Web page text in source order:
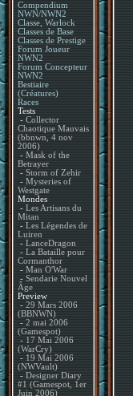
Compendium
NWN/NWN2
Classe, Warlock
Classes de Base
Classes de Prestige
Forum Joueur
NWN2
Forum Concepteur
NWN2
Bestiaire
(Créatures)
Races
Tests
- Collector
Chaotique Mauvais
(bbnwn, 4 nov
2006)
- Mask of the
Betrayer
- Storm of Zehir
- Mysteries of
Westgate
Mondes
- Les Artisans du
Mitan
- Les Légendes de
Luiren
- LanceDragon
- La Bataille pour
Cormanthor
- Man O'War
- Sendarie Nouvel
Âge
Preview
- 29 Mars 2006
(BBNWN)
- 2 mai 2006
(Gamespot)
- 17 Mai 2006
(WarCry)
- 19 Mai 2006
(NWVault)
- Designer Diary
#1 (Gamespot, 1er
Juin 2006)